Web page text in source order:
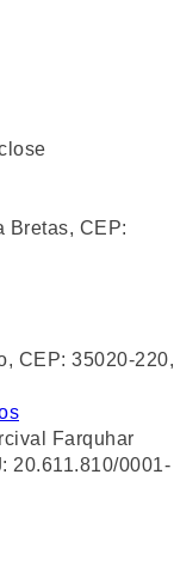
Bretas, CEP:
CEP: 35020-220,
Farquhar
20.611.810/0001-